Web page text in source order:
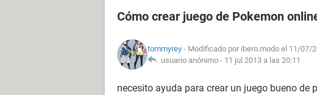
Cómo crear juego de Pokemon
tommyrey - Modificado por ibero.modo el 11/07/
usuario anónimo - 11 jul 2013 a las 20:11
necesito ayuda para crear un juego bueno de